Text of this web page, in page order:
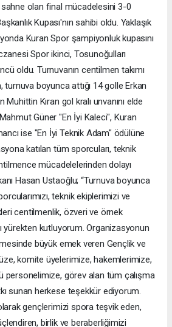
olan final mücadelesini 3-0
Kupası'nın sahibi oldu. Yaklaşık
Kuran Spor şampiyonluk kupasını
Spor ikinci, Tosunoğulları
oldu. Turnuvanın centilmen takımı
boyunca attığı 14 golle Erkan
Kıran gol kralı unvanını elde
Güner "En İyi Kaleci", Kuran
ise "En İyi Teknik Adam" ödülüne
katılan tüm sporcuları, teknik
mücadelelerinden dolayı
Hasan Ustaoğlu; “Turnuva boyunca
teknik ekiplerimizi ve
centilmenlik, özveri ve örnek
yürekten kutluyorum. Organizasyonun
büyük emek veren Gençlik ve
komite üyelerimize, hakemlerimize,
personelimize, görev alan tüm çalışma
sunan herkese teşekkür ediyorum.
gençlerimizi spora teşvik eden,
birlik ve beraberliğimizi